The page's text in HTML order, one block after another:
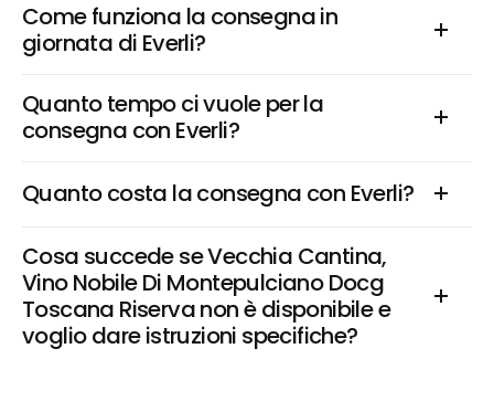
Come funziona la consegna in
giornata di Everli?
Quanto tempo ci vuole per la
consegna con Everli?
Quanto costa la consegna con Everli?
Cosa succede se Vecchia Cantina,
Vino Nobile Di Montepulciano Docg
Toscana Riserva non è disponibile e
voglio dare istruzioni specifiche?